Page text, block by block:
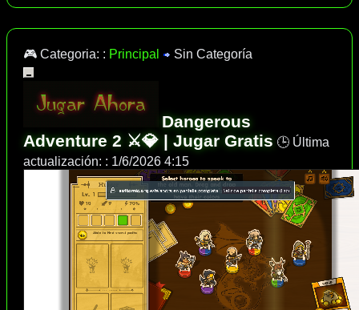
🎮 Categoria: : Principal Sin Categoría
Dangerous
Adventure 2 ⚔️💎 | Jugar Gratis 🕒 Última
actualización: : 1/6/2026 4:15